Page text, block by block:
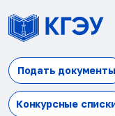
Подать документы
Конкурсные